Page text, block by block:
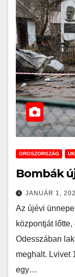
OROSZORSZÁG
Bombák
JANUÁR 1,
Az újévi
központját
Odesszában
meghalt. Lvivet
egy…